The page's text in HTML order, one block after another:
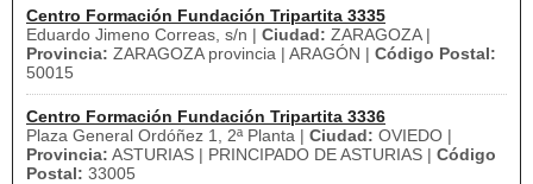
Centro Formación Fundación Tripartita 3335
Eduardo Jimeno Correas, s/n | Ciudad: ZARAGOZA |
Provincia: ZARAGOZA provincia | ARAGÓN | Código Postal:
50015
Centro Formación Fundación Tripartita 3336
Plaza General Ordóñez 1, 2ª Planta | Ciudad: OVIEDO |
Provincia: ASTURIAS | PRINCIPADO DE ASTURIAS | Código
Postal: 33005